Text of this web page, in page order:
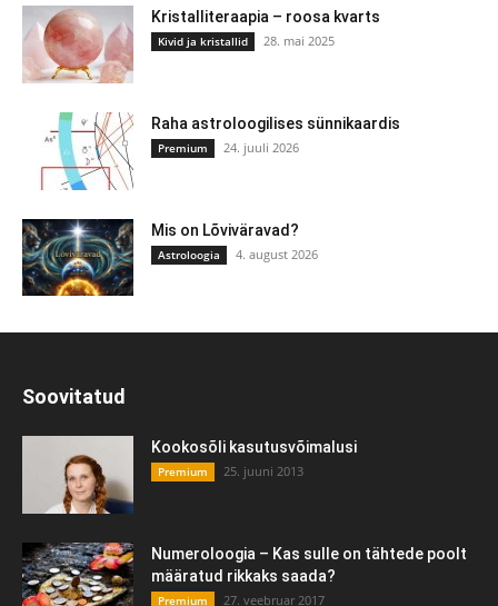
Kristalliteraapia – roosa kvarts
Kivid ja kristallid 28. mai 2025
Raha astroloogilises sünnikaardis
Premium 24. juuli 2026
Mis on Lõviväravad?
Astroloogia 4. august 2026
Soovitatud
Kookosõli kasutusvõimalusi
Premium 25. juuni 2013
Numeroloogia – Kas sulle on tähtede poolt
määratud rikkaks saada?
Premium 27. veebruar 2017